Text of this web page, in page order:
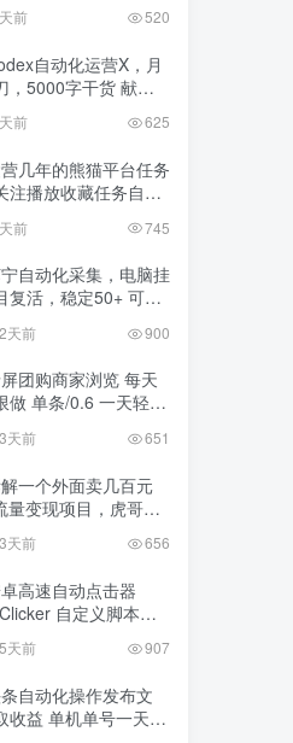
乐斗地主打金项目，
乐豆 一台电脑日收益
5670人已阅读
车的三角洲出售脚
卡密版本 单窗口日收
可批量操作4866人已阅读
手极速版秒货脚本，
扫货必备神器【秒货
4555人已阅读
础抖音做旅游直播，
货250万GMV，纯利
及经验
多电脑挂机赚钱项目
哥
前 520
自动化运营X，月
，5000字干货 献给
前 625
几年的熊猫平台任务
注播放收藏任务自动
前 745
自动化采集，电脑挂
复活，稳定50+ 可批
天前 900
团购商家浏览 每天
做 单条/0.6 一天轻松
天前 651
一个外面卖几百元
量变现项目，虎哥这
天前 656
高速自动点击器
自定义脚本、
天前 907
自动化操作发布文
单号一天下